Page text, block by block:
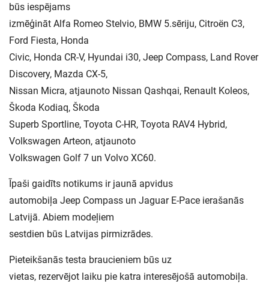
būs iespējams
izmēģināt Alfa Romeo Stelvio, BMW 5.sēriju, Citroën C3,
Ford Fiesta, Honda
Civic, Honda CR-V, Hyundai i30, Jeep Compass, Land Rover
Discovery, Mazda CX-5,
Nissan Micra, atjaunoto Nissan Qashqai, Renault Koleos,
Škoda Kodiaq, Škoda
Superb Sportline, Toyota C-HR, Toyota RAV4 Hybrid,
Volkswagen Arteon, atjaunoto
Volkswagen Golf 7 un Volvo XC60.
Īpaši gaidīts notikums ir jaunā apvidus
automobiļa Jeep Compass un Jaguar E-Pace ierašanās
Latvijā. Abiem modeļiem
sestdien būs Latvijas pirmizrādes.
Pieteikšanās testa braucieniem būs uz
vietas, rezervējot laiku pie katra interesējošā automobiļa.